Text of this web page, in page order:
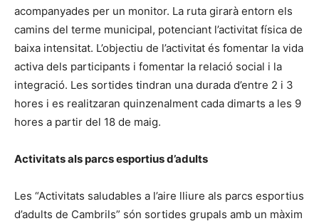
acompanyades per un monitor. La ruta girarà entorn els
camins del terme municipal, potenciant l’activitat física de
baixa intensitat. L’objectiu de l’activitat és fomentar la vida
activa dels participants i fomentar la relació social i la
integració. Les sortides tindran una durada d’entre 2 i 3
hores i es realitzaran quinzenalment cada dimarts a les 9
hores a partir del 18 de maig.
Activitats als parcs esportius d’adults
Les “Activitats saludables a l’aire lliure als parcs esportius
d’adults de Cambrils” són sortides grupals amb un màxim